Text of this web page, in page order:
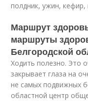
полдник, ужин,
Маршрут
маршруты
Белгородской
Ходить полезно. Это
закрывает глаза на
не самых подвижных
областной центр